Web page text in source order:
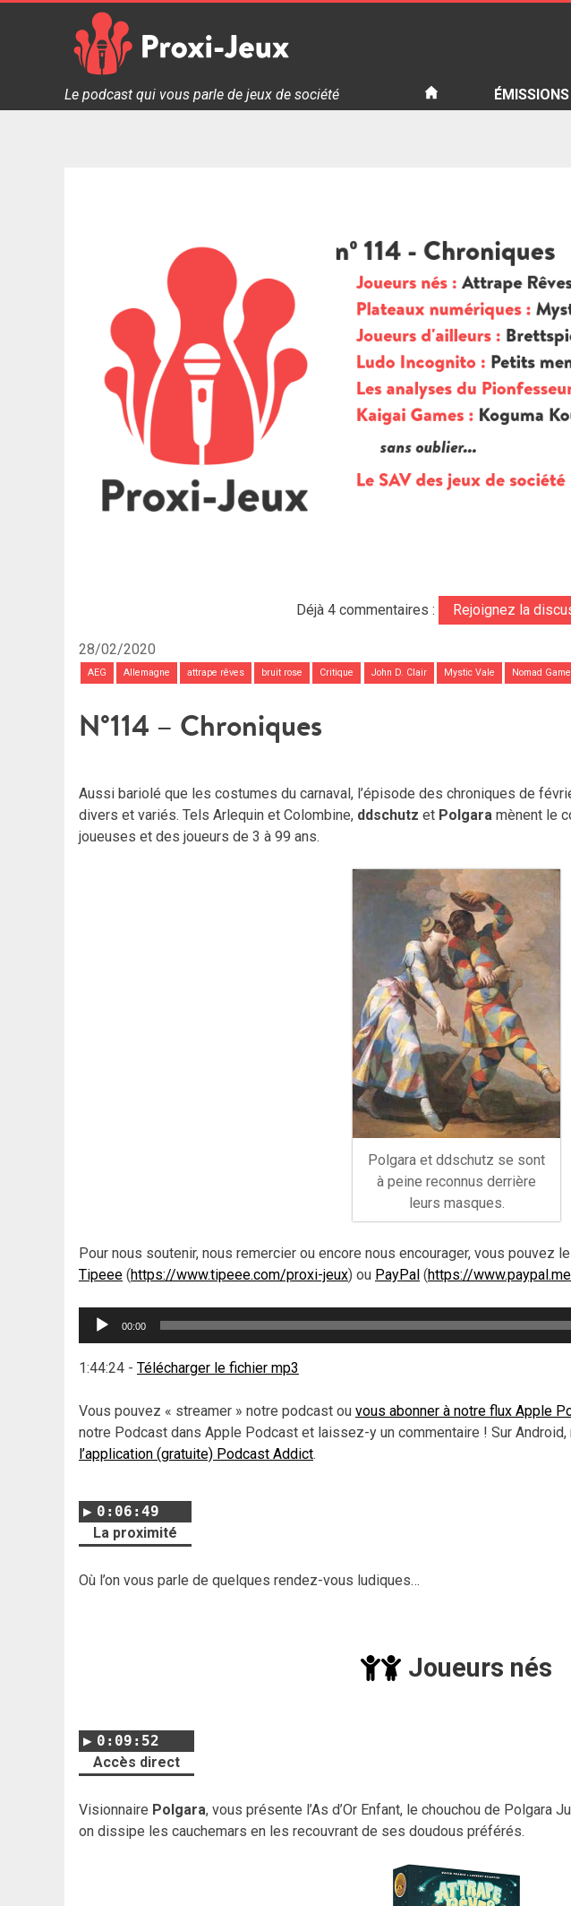
Proxi Jeux - Le podcast qui vous parle de jeux de société
Le podcast qui vous parle de jeux de société ÉMISSIONS
Déjà 4 commentaires : Rejoignez la
28/02/2020
AEG Allemagne attrape rêves bruit rose Critique John D. Clair Mystic Vale Nomad
N°114 – Chroniques
Aussi bariolé que les costumes du carnaval, l’épisode des chroniques de
divers et variés. Tels Arlequin et Colombine, ddschutz et Polgara mènent le
joueuses et des joueurs de 3 à 99 ans.
Polgara et ddschutz se sont
à peine reconnus derrière
leurs masques.
Pour nous soutenir, nous remercier ou encore nous encourager, vous pouvez
Tipeee (https://www.tipeee.com/proxi-jeux) ou PayPal (https://
Lecteur
00:00
1:44:24 - Télécharger le fichier mp3
Vous pouvez « streamer » notre podcast ou vous abonner à notre flux Apple
notre Podcast dans Apple Podcast et laissez-y un commentaire ! Sur
l’application (gratuite) Podcast Addict.
0:06:49
La proximité
Où l’on vous parle de quelques rendez-vous ludiques…
Joueurs nés
0:09:52
Accès direct
Visionnaire Polgara, vous présente l’As d’Or Enfant, le chouchou de Polgara
on dissipe les cauchemars en les recouvrant de ses doudous préférés.